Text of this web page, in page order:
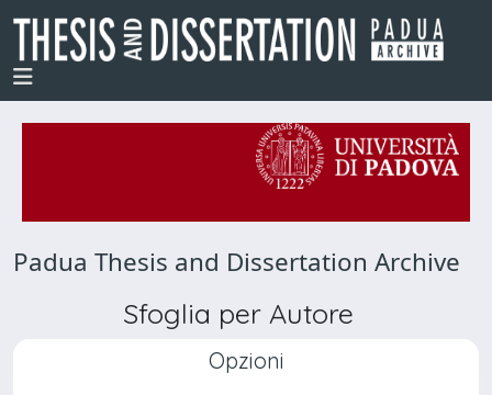
Padua Thesis and Dissertation Archive
Sfoglia per Autore
Opzioni